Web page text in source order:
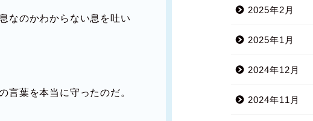
なのかわからない息を吐い
言葉を本当に守ったのだ。
2025年2月
2025年1月
2024年12月
2024年11月